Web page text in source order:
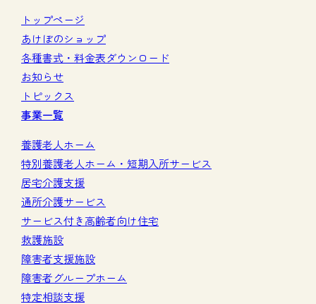
トップページ
あけぼのショップ
各種書式・料金表ダウンロード
お知らせ
トピックス
事業一覧
養護老人ホーム
特別養護老人ホーム・短期入所サービス
居宅介護支援
通所介護サービス
サービス付き高齢者向け住宅
救護施設
障害者支援施設
障害者グループホーム
特定相談支援